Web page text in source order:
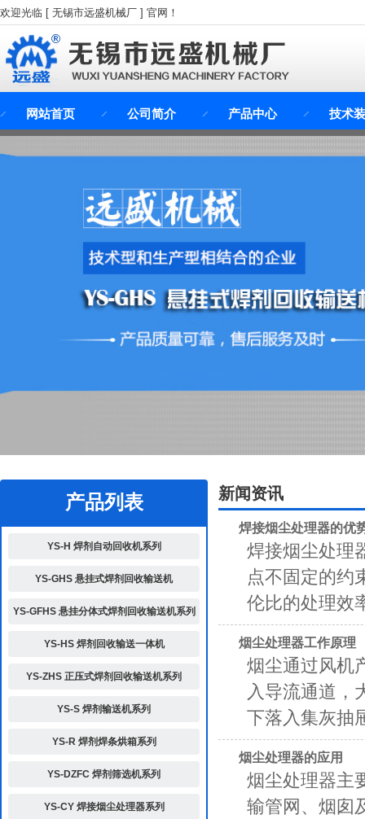
欢迎光临 [ 无锡市远盛机械厂 ] 官网！
网站首页 公司简介 产品中心 技术
产品列表
YS-H 焊剂自动回收机系列
YS-GHS 悬挂式焊剂回收输送机
YS-GFHS 悬挂分体式焊剂回收输送机系列
YS-HS 焊剂回收输送一体机
YS-ZHS 正压式焊剂回收输送机系列
YS-S 焊剂输送机系列
YS-R 焊剂焊条烘箱系列
YS-DZFC 焊剂筛选机系列
YS-CY 焊接烟尘处理器系列
新闻资讯
焊接烟尘处理器的优
焊接烟尘处理
点不固定的约
伦比的处理效
烟尘处理器工作原理
烟尘通过风机
入导流通道，
下落入集灰抽
烟尘处理器的应用
烟尘处理器主
输管网、烟囱